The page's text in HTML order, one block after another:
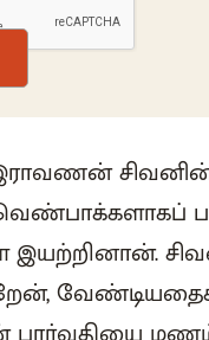
இராவணன்
இயற்றினான்.